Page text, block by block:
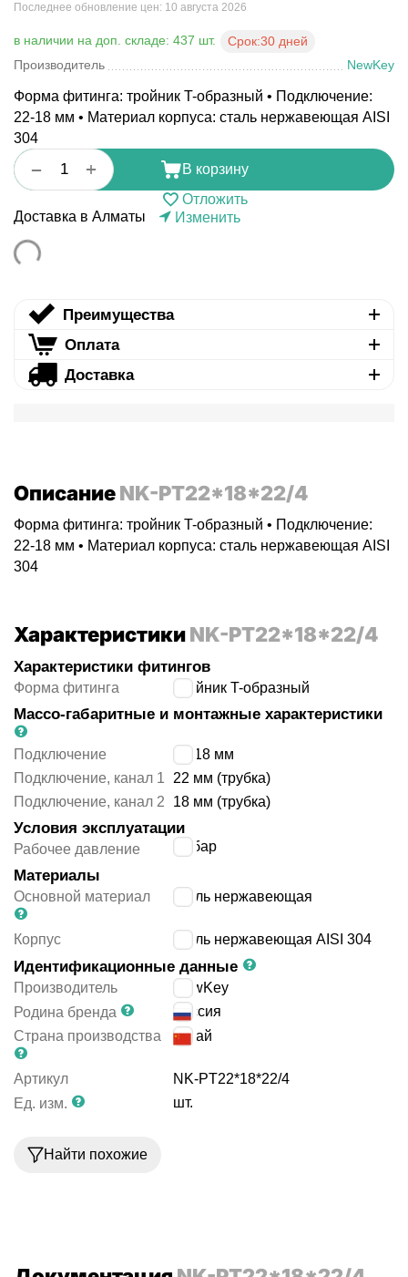
Последнее обновление цен: 10 августа 2026
в наличии на доп. складе: 437 шт. Срок:30 дней
Производитель
NewKey
Форма фитинга: тройник T-образный • Подключение:
22-18 мм • Материал корпуса: сталь нержавеющая AISI
304
+
−
В корзину
Отложить
Доставка в Алматы
Изменить
Преимущества
Оплата
Доставка
ОписаниеNK-PT22*18*22/4
Форма фитинга: тройник T-образный • Подключение:
22-18 мм • Материал корпуса: сталь нержавеющая AISI
304
ХарактеристикиNK-PT22*18*22/4
Характеристики фитингов
Форма фитинга тройник T-образный
Массо-габаритные и монтажные характеристики
Подключение
22-18 мм
Подключение, канал 1
22 мм (трубка)
Подключение, канал 2
18 мм (трубка)
Условия эксплуатации
Рабочее давление бар
Материалы
Основной материал сталь нержавеющая
Корпус сталь нержавеющая AISI 304
Идентификационные данные
Производитель
NewKey
Родина бренда
Россия
Страна производства
Китай
Артикул
NK-PT22*18*22/4
Ед. изм.
шт.
Найти похожие